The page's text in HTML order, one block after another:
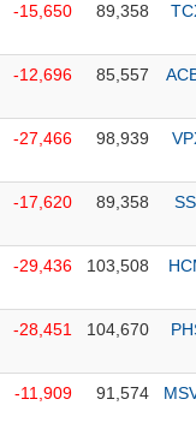
-15,650 89,358
-12,696 85,557
-27,466 98,939
-17,620 89,358
-29,436 103,508
-28,451 104,670
-11,909 91,574